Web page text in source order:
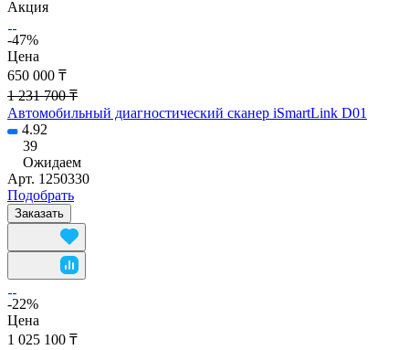
Акция
-47%
Цена
650 000 ₸
1 231 700 ₸
Автомобильный диагностический сканер iSmartLink D01
4.92
39
Ожидаем
Арт. 1250330
Подобрать
Заказать
-22%
Цена
1 025 100 ₸